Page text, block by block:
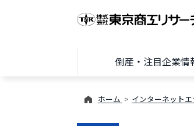
倒産・注目企業情
ホーム インターネット